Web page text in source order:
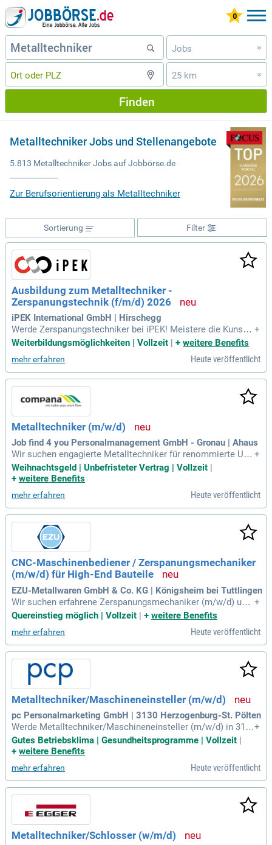
Jobs »
25 km »
Finden
Metalltechniker Jobs und Stellenangebote
5.813 Metalltechniker Jobs auf Jobbörse.de
Zur Berufsorientierung als Metalltechniker
Filter
Sortierung
Ausbildung zum Metalltechniker -
Zerspanungstechnik (f/m/d) 2026
iPEK International GmbH | Hirschegg
Werde Zerspanungstechniker bei iPEK! Meistere die Kunst d
er Metallbearbeitung mit modernen Maschinen und erlerne
alles von handwerklichen Fertigkeiten bis zur Programmieru
ng CNC-gesteuerter Bearbeitungszentren. Starte deine Karri
ere mit uns!
+
Weiterbildungsmöglichkeiten | Vollzeit | + weitere Benefits
mehr erfahren Heute veröffentlicht
Metalltechniker (m/w/d)
Job find 4 you Personalmanagement GmbH - Gronau | Ahaus
Wir suchen engagierte Metalltechniker für renommierte Unt
ernehmen in Ahaus. Profitiere von einem direkten Einstieg u
nd der Aussicht auf eine langfristige Anstellung, idealerweis
ubs- und Weihnachtsgeldregelungen sowie ein unbefristeter
Arbeitsvertrag mit fairer Vergütung bieten dir Sicherheit. Zu
sätzlich erwarten dich exklusive Mitarbeiterrabatte und ein
Prämienprogramm zur Werbung neuer Mitarbeiter. Ein unko
mplizierter Kontakt zu unserem kompetenten Team ist jeder
zeit über WhatsApp möglich. Voraussetzungen: Abgeschlos
sene Ausbildung im Metallbereich, erste Erfahrungen in der
Metallbearbeitung und gute Deutschkenntnisse.
+
Weihnachtsgeld | Unbefristeter Vertrag | Vollzeit
+ weitere Benefits
mehr erfahren Heute veröffentlicht
CNC-Maschinenbediener / Zerspanungsmechaniker
(m/w/d) für High-End Bauteile
EZU-Metallwaren GmbH & Co. KG | Königsheim bei Tuttlingen
Wir suchen erfahrene Zerspanungsmechaniker (m/w/d) und
CNC-Maschinenbediener (m/w/d) zur Verstärkung unseres
Teams. Bewerben Sie sich jetzt und steigen Sie in die Welt
moderner CNC-Drehmaschinen ein! Ihre Aufgaben umfasse
n das Bedienen von Lang- und Kurzdrehmaschinen, das Lese
n technischer Zeichnungen sowie die Überwachung und Kor
rektur von Fertigungsprozessen. Für Zerspanungsmechanik
er ist eine abgeschlossene Ausbildung oder 10 Jahre Erfahr
ung notwendig. Sie tragen Verantwortung für Qualität, Maßh
altigkeit und Stückzahlen in Ihrem Maschinenbereich. Gesta
lten Sie Ihre Karriere bei uns – wir freuen uns auf Ihre Bewer
bung!
+
Quereinstieg möglich | Vollzeit | + weitere Benefits
mehr erfahren Heute veröffentlicht
Metalltechniker/Maschineneinsteller (m/w/d)
pc Personalmarketing GmbH | 3130 Herzogenburg-St. Pölten
Werde Metalltechniker/Maschineneinsteller (m/w/d) in 313
0 Herzogenburg! Betreue und warte Sondermaschinen, rüste
diese und führe Qualitätsaufzeichnungen. Bringe Deine Idee
hre in Metallverarbeitung oder Maschinenbau.
+
Gutes Betriebsklima | Gesundheitsprogramme | Vollzeit |
+ weitere Benefits
mehr erfahren Heute veröffentlicht
Metalltechniker/Schlosser (w/m/d)